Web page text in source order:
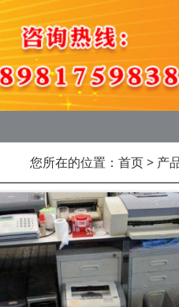
您所在的位置： 首页> 产